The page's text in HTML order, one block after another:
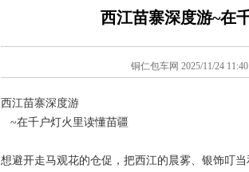
西江苗寨深度游~在
铜仁包车网 2025/11/24
西江苗寨深度游
~在千户灯火里读懂苗疆
想避开走马观花的仓促，把西江的晨雾、银饰叮